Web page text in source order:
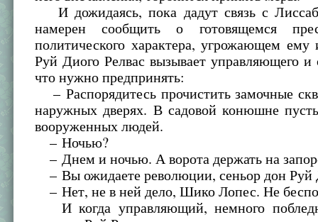
И дожидаясь, пока дадут связь с
намерен сообщить о готовящемся
политического характера, угрожающем ему
Руй Диого Релвас вызывает управляющего и
что нужно предпринять:
– Распорядитесь прочистить замочные
наружных дверях. В садовой конюшне
вооруженных людей.
– Ночью?
– Днем и ночью. А ворота держать на
– Вы ожидаете революции, сеньор дон Руй
– Нет, не в ней дело, Шико Лопес. Не
И когда управляющий, немного